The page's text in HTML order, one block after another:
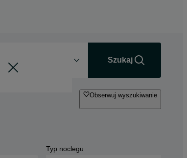
Szukaj
Obserwuj wyszukiwanie
Typ noclegu